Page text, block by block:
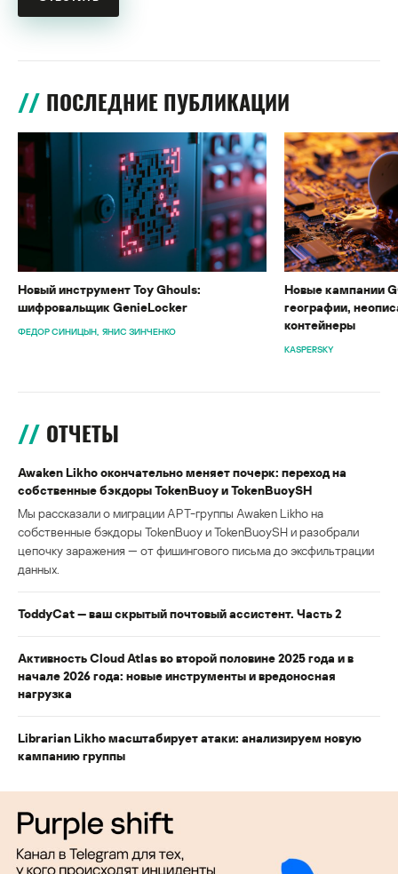
ПОСЛЕДНИЕ ПУБЛИКАЦИИ
Новый инструмент Toy Ghouls:
шифровальщик GenieLocker
ФЕДОР СИНИЦЫН ЯНИС ЗИНЧЕНКО
Новые кампании
географии,
контейнеры
KASPERSKY
ОТЧЕТЫ
Awaken Likho окончательно меняет почерк: переход на
собственные бэкдоры TokenBuoy и TokenBuoySH
Мы рассказали о миграции APT-группы Awaken Likho на
собственные бэкдоры TokenBuoy и TokenBuoySH и разобрали
цепочку заражения — от фишингового письма до эксфильтрации
данных.
ToddyCat — ваш скрытый почтовый ассистент. Часть 2
Активность Cloud Atlas во второй половине 2025 года и в
начале 2026 года: новые инструменты и вредоносная
нагрузка
Librarian Likho масштабирует атаки: анализируем новую
кампанию группы